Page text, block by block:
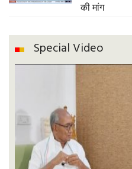
की मांग
Special Video